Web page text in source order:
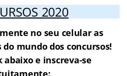
2020
no seu celular as
mundo dos concursos!
e inscreva-se